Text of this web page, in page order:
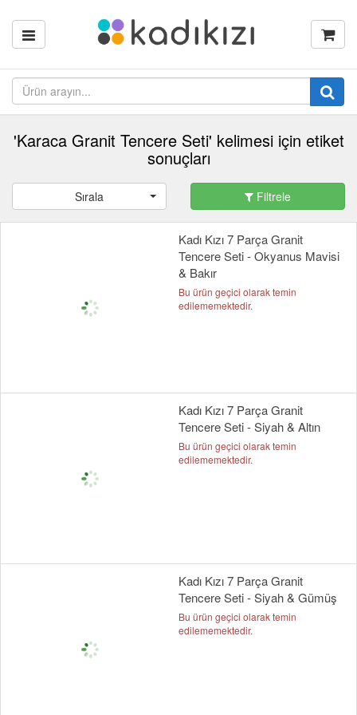
'Karaca Granit Tencere Seti' kelimesi için etiket
sonuçları
Sırala Filtrele
Kadı Kızı 7 Parça Granit
Tencere Seti - Okyanus Mavisi
& Bakır
Bu ürün geçici olarak temin
edilememektedir.
Kadı Kızı 7 Parça Granit
Tencere Seti - Siyah & Altın
Bu ürün geçici olarak temin
edilememektedir.
Kadı Kızı 7 Parça Granit
Tencere Seti - Siyah & Gümüş
Bu ürün geçici olarak temin
edilememektedir.